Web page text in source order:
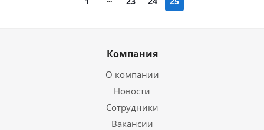
Компания
О компании
Новости
Сотрудники
Вакансии